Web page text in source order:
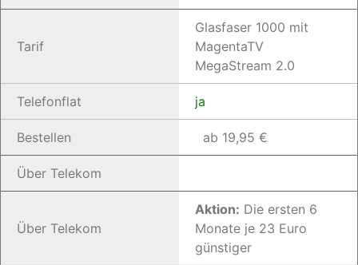
Tarif
Glasfaser 1000 mit
MagentaTV
MegaStream 2.0
Telefonflat ja
Bestellen ab 19,95 €
Über Telekom
Über Telekom
Aktion: Die ersten 6
Monate je 23 Euro
günstiger